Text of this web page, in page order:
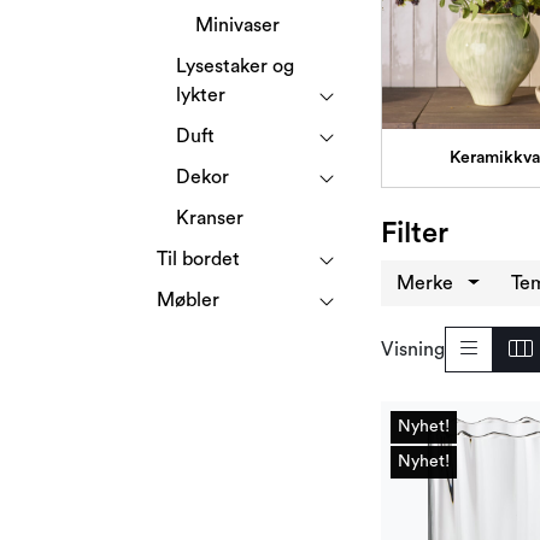
Minivaser
Lysestaker og
lykter
Duft
Dekor
Kranser
Til bordet
Møbler
Filter
Merke
Visning
Nyhet!
Nyhet!
Nyhet!
Nyhet!